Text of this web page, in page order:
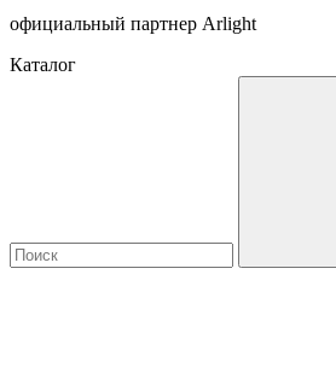
официальный партнер Arlight
Каталог